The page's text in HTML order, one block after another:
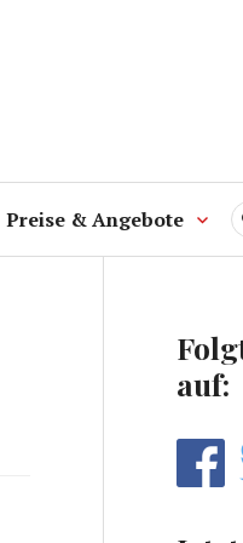
Preise & Angebote
auf: